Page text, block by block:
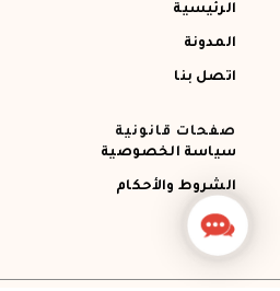
الرئيسية
المدونة
اتصل بنا
صفحات قانونية
سياسة الخصوصية
الشروط والأحكام
Contact
Us